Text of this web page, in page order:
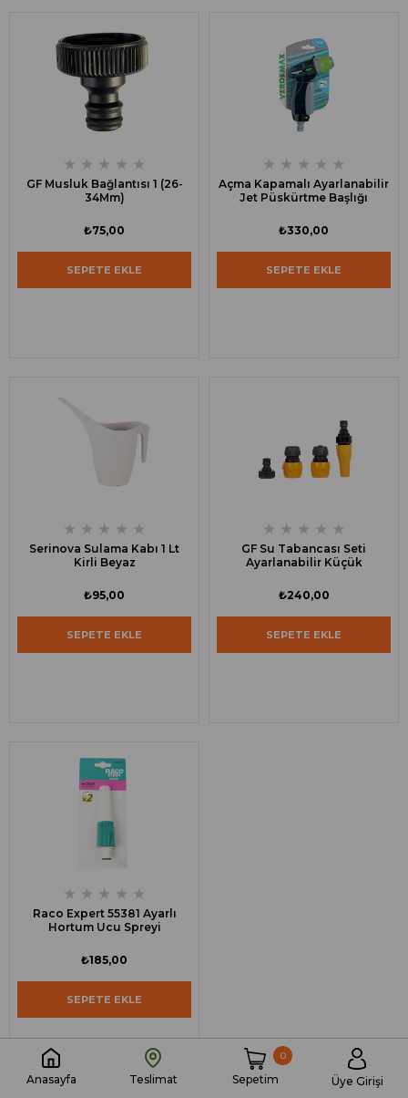
★ ★ ★ ★ ★
GF Musluk Bağlantısı 1 (26-
34Mm)
₺75,00
SEPETE EKLE
★ ★ ★ ★ ★
Açma Kapamalı Ayarlanabilir
Jet Püskürtme Başlığı
₺330,00
SEPETE EKLE
★ ★ ★ ★ ★
Serinova Sulama Kabı 1 Lt
Kirli Beyaz
₺95,00
SEPETE EKLE
★ ★ ★ ★ ★
GF Su Tabancası Seti
Ayarlanabilir Küçük
₺240,00
SEPETE EKLE
★ ★ ★ ★ ★
Raco Expert 55381 Ayarlı
Hortum Ucu Spreyi
₺185,00
SEPETE EKLE
Anasayfa Teslimat Sepetim
0
Üye Girişi